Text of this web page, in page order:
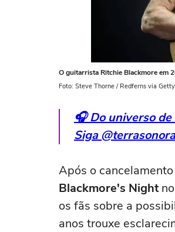
O guitarrista Ritchie Blackmore em
Foto: Steve Thorne / Redferns via
🎧 Do universo
Siga @terrasonora
Após o
Blackmore's Nightno
os fãs sobre a
anos trouxe